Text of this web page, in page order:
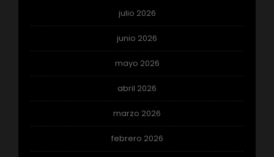
julio 2026
junio 2026
mayo 2026
abril 2026
marzo 2026
febrero 2026